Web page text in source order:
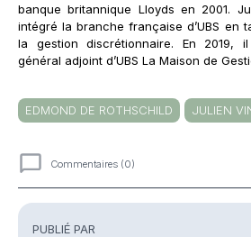
PUBLIÉ PAR
banque britannique Lloyds en 2001.
intégré la branche française d’UBS en
la gestion discrétionnaire. En 2019,
général adjoint d’UBS La Maison de
EDMOND DE ROTHSCHILD JULIEN
Commentaires (0)